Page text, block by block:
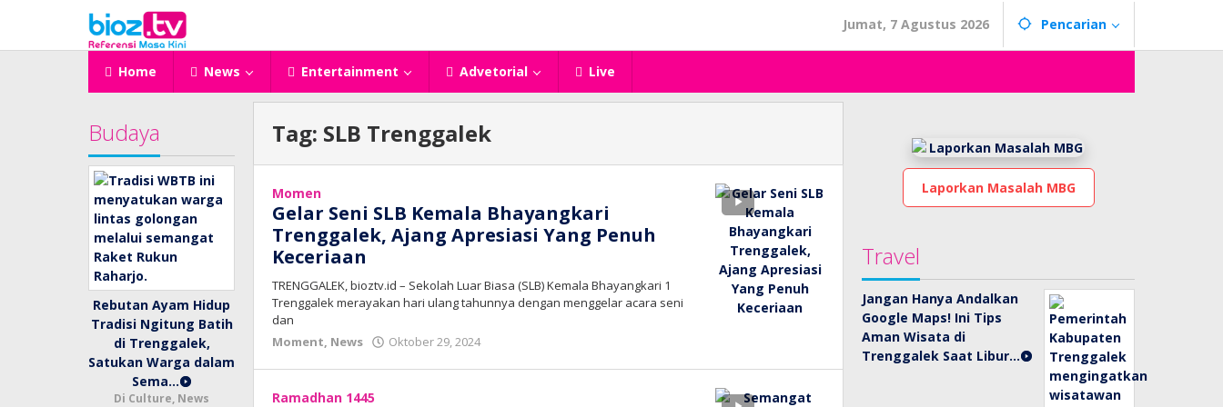
konten
Jumat, 7 Agustus 2026 Pencarian
Home News Entertainment Advetorial Live
Budaya
Rebutan Ayam Hidup
Tradisi Ngitung Batih
di Trenggalek,
Satukan Warga dalam
Sema…
Di Culture, News
Tag: SLB Trenggalek
Momen
Gelar Seni SLB Kemala Bhayangkari
Trenggalek, Ajang Apresiasi Yang Penuh
Keceriaan
TRENGGALEK, bioztv.id – Sekolah Luar Biasa (SLB) Kemala Bhayangkari 1
Trenggalek merayakan hari ulang tahunnya dengan menggelar acara seni
dan
Moment, News Oktober 29, 2024
tv
Ramadhan 1445
Laporkan Masalah MBG
Travel
Jangan Hanya Andalkan
Google Maps! Ini Tips
Aman Wisata di
Trenggalek Saat Libur…